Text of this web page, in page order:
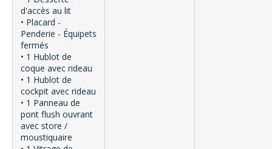
d'accès au lit
• Placard -
Penderie - Équipets
fermés
• 1 Hublot de
coque avec rideau
• 1 Hublot de
cockpit avec rideau
• 1 Panneau de
pont flush ouvrant
avec store /
moustiquaire